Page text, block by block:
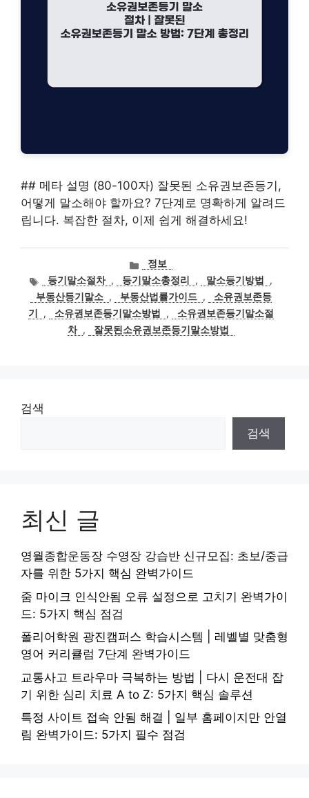
## 메타 설명 (80-100자) 잘못된 소유권보존등기,
어떻게 말소해야 할까요? 7단계로 명확하게 알려드
립니다. 복잡한 절차, 이제 쉽게 해결하세요!
카
테
고
리
정보
태
그
등기말소절차 , 등기말소총정리 , 말소등기방법
,
부동산등기말소 , 부동산법률가이드 ,
소유권보존등
기
, 소유권보존등기말소방법 ,
소유권보존등기말소절
차 , 잘못된소유권보존등기말소방법
검색
검색
최신 글
영월종합운동장 수영장 강습반 신규모집: 초보/중급
자를 위한 5가지 핵심 완벽가이드
줌 마이크 인식안됨 오류 설정으로 고치기 완벽가이
드: 5가지 핵심 점검
폴리어학원 광진캠퍼스 학습시스템 | 레벨별 맞춤형
영어 커리큘럼 7단계 완벽가이드
교통사고 트라우마 극복하는 방법 | 다시 운전대 잡
기 위한 심리 치료 A to Z: 5가지 핵심 솔루션
특정 사이트 접속 안됨 해결 | 일부 홈페이지만 안열
림 완벽가이드: 5가지 필수 점검